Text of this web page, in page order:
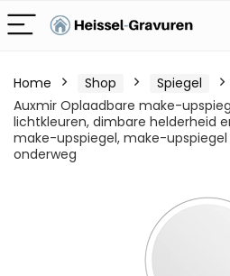
Home Shop Spiegel
Auxmir Oplaadbare make-
lichtkleuren, dimbare helderheid
make-upspiegel, make-
onderweg